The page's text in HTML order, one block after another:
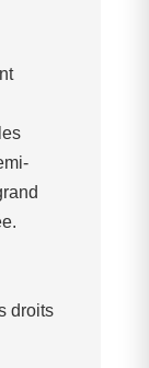
droits